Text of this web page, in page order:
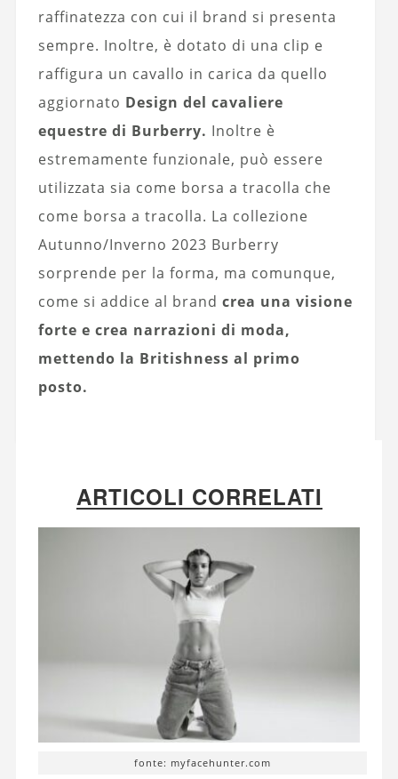
raffinatezza con cui il brand si presenta
sempre. Inoltre, è dotato di una clip e
raffigura un cavallo in carica da quello
aggiornato Design del cavaliere
equestre di Burberry. Inoltre è
estremamente funzionale, può essere
utilizzata sia come borsa a tracolla che
come borsa a tracolla. La collezione
Autunno/Inverno 2023 Burberry
sorprende per la forma, ma comunque,
come si addice al brand crea una visione
forte e crea narrazioni di moda,
mettendo la Britishness al primo
posto.
ARTICOLI CORRELATI
fonte: myfacehunter.com